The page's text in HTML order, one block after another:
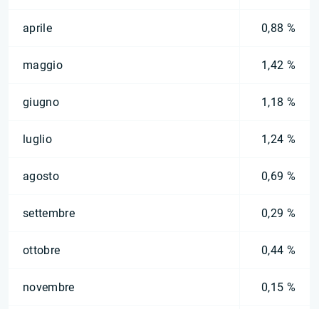
aprile 0,88 %
maggio 1,42 %
giugno 1,18 %
luglio 1,24 %
agosto 0,69 %
settembre 0,29 %
ottobre 0,44 %
novembre 0,15 %